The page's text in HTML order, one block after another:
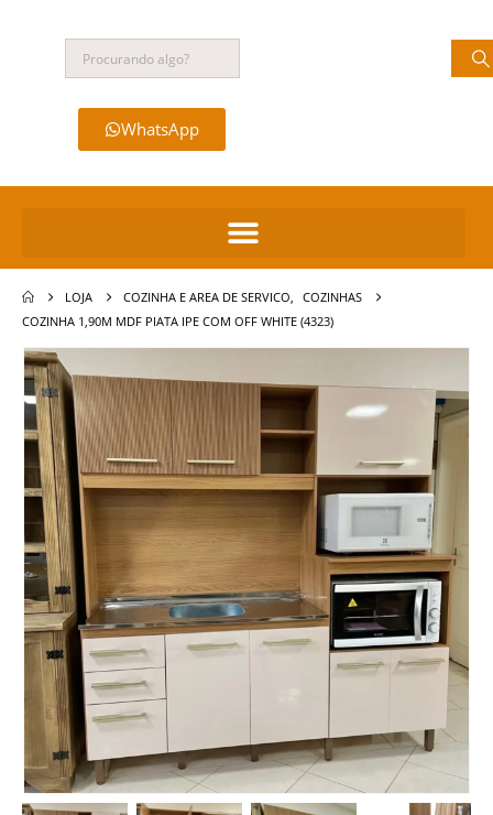
WhatsApp
LOJA COZINHA E AREA DE SERVICO
COZINHAS
COZINHA 1,90M MDF PIATA IPE COM OFF WHITE (4323)